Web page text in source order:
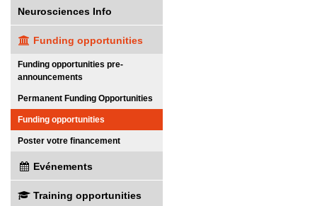
Neurosciences Info
Funding opportunities
Funding opportunities pre-
announcements
Permanent Funding Opportunities
Funding opportunities
Poster votre financement
Evénements
Training opportunities